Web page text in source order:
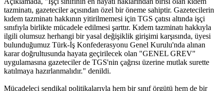
tazminatı, gazeteciler açısından özel bir öneme sahiptir. Gazetecilerin
kıdem tazminatı hakkının yitirilmemesi için TGS çatısı altında işçi
sınıfıyla birlikte mücadele edilmesi şarttır. Kıdem tazminatı hakkıyla
ilgili olumsuz herhangi bir yasal değişiklik girişimi karşısında, üyesi
bulunduğumuz Türk-İş Konfederasyonu Genel Kurulu'nda alınan
karar doğrultusunda hayata geçirilecek olan "GENEL GREV"
uygulamasına gazeteciler de TGS'nin çağrısı üzerine mutlak surette
katılmaya hazırlanmalıdır." denildi.
Mücadeleci sendikal politikalarıyla hem bir sınıf örgütü hem de bir